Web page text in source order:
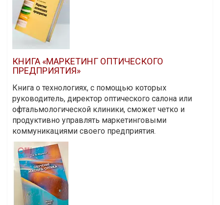
КНИГА «МАРКЕТИНГ ОПТИЧЕСКОГО
ПРЕДПРИЯТИЯ»
Книга о технологиях, с помощью которых
руководитель, директор оптического салона или
офтальмологической клиники, сможет четко и
продуктивно управлять маркетинговыми
коммуникациями своего предприятия.